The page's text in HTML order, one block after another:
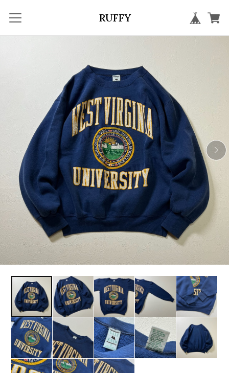
RUFFY